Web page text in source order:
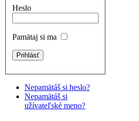
Heslo
Pamätaj si ma
Nepamätáš si heslo?
Nepamätáš si
užívateľské meno?